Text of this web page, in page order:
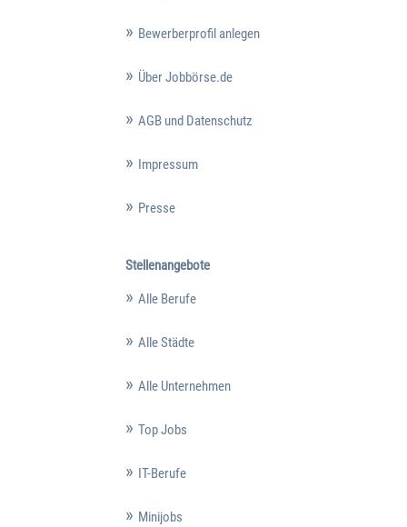
Bewerberprofil anlegen
Über Jobbörse.de
AGB und Datenschutz
Impressum
Presse
Stellenangebote
Alle Berufe
Alle Städte
Alle Unternehmen
Top Jobs
IT-Berufe
Minijobs